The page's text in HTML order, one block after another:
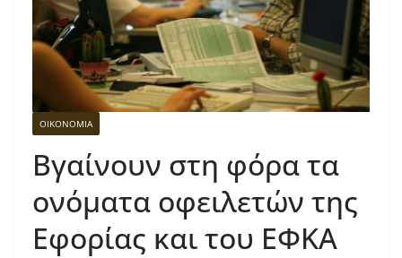
ΟΙΚΟΝΟΜΙΑ
Βγαίνουν στη φόρα τα
ονόματα οφειλετών της
Εφορίας και του ΕΦΚΑ